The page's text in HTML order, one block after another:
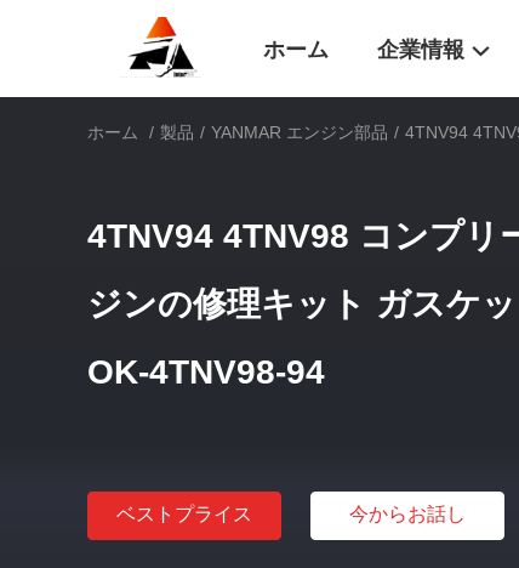
ホーム 企業情報
ホーム / 製品 / YANMAR エンジン部品 / 4TNV94
4TNV94 4TNV98 コンプリ
ジンの修理キット ガスケ
OK-4TNV98-94
ベストプライス 今からお話し